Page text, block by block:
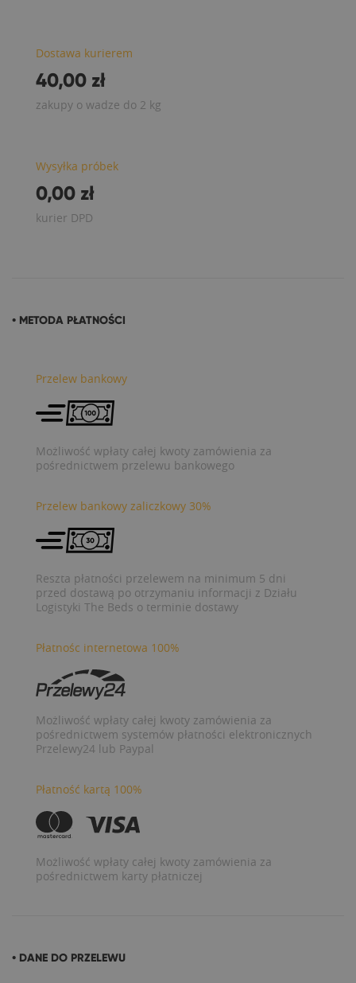
Dostawa kurierem
40,00 zł
zakupy o wadze do 2 kg
Wysyłka próbek
0,00 zł
kurier DPD
• METODA PŁATNOŚCI
Przelew bankowy
Możliwość wpłaty całej kwoty zamówienia za
pośrednictwem przelewu bankowego
Przelew bankowy zaliczkowy 30%
Reszta płatności przelewem na minimum 5 dni
przed dostawą po otrzymaniu informacji z Działu
Logistyki The Beds o terminie dostawy
Płatnośc internetowa 100%
Możliwość wpłaty całej kwoty zamówienia za
pośrednictwem systemów płatności elektronicznych
Przelewy24 lub Paypal
Płatność kartą 100%
Możliwość wpłaty całej kwoty zamówienia za
pośrednictwem karty płatniczej
• DANE DO PRZELEWU